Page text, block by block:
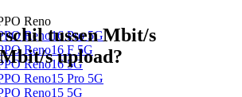
Reno
Reno16 Pro 5G
Reno16 F 5G
Reno16 5G
Reno15 Pro 5G
Reno15 5G
tussen Mbit/s
s upload?